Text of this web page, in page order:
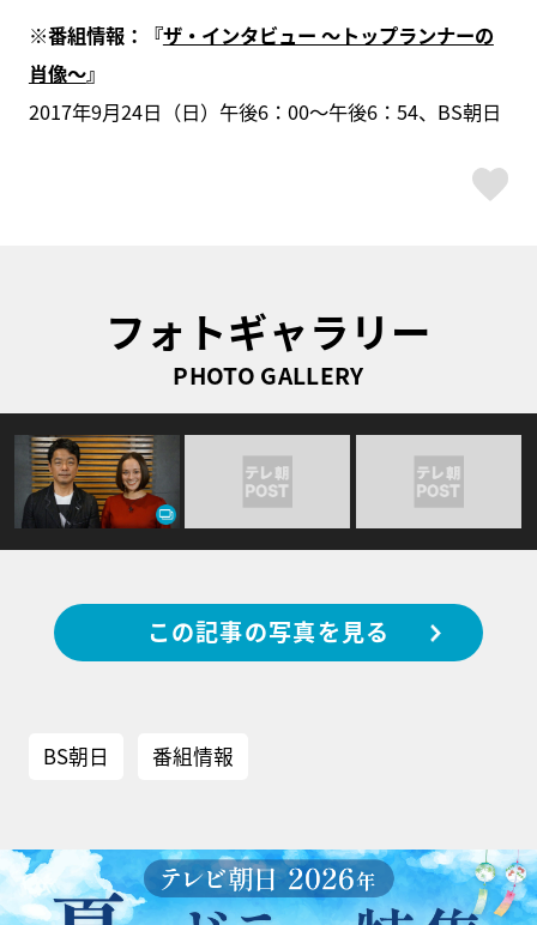
※番組情報：『ザ・インタビュー ～トップランナーの
肖像～』
2017年9月24日（日）午後6：00～午後6：54、BS朝日
フォトギャラリー
PHOTO GALLERY
この記事の写真を見る
BS朝日 番組情報